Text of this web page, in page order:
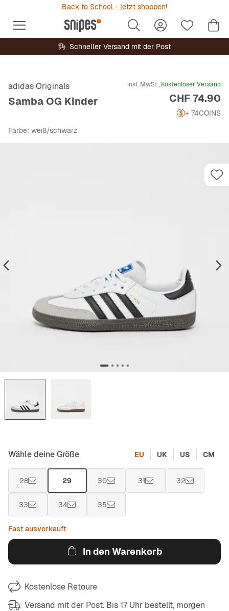
Back to School - jetzt shoppen!
Schneller Versand mit der Post
adidas Originals
Samba OG Kinder
inkl. MwSt., Kostenloser Versand
Preis
CHF 74.90
+ 74COINS
Farbe: weiß/schwarz
Wähle deine Größe EU UK US CM
28 29 30 31 32
33 34 35
Fast ausverkauft
In den Warenkorb
Kostenlose Retoure
Versand mit der Post. Bis 17 Uhr bestellt, morgen